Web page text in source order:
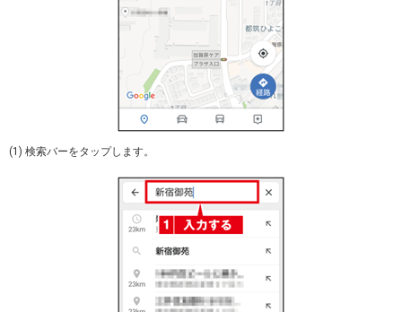
(1) 検索バーをタップします。